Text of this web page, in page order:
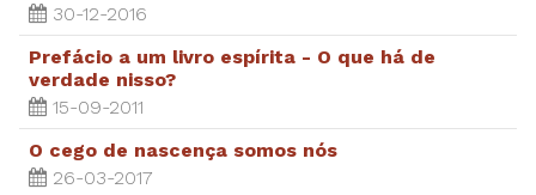
30-12-2016
Prefácio a um livro espírita - O que há de
verdade nisso?
15-09-2011
O cego de nascença somos nós
26-03-2017